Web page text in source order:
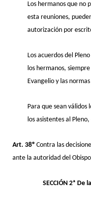
Los hermanos que no
esta reuniones,
autorización por
Los acuerdos del
los hermanos,
Evangelio y las
Para que sean válidos
los asistentes al
Art. 38º Contra las
ante la autoridad del
SECCIÓN 2ª